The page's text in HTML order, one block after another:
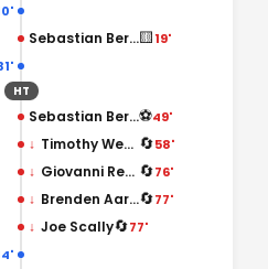
Sebastian Berhalter🟨19'
HT
Sebastian Berhalter⚽49'
↓ Timothy Weah 🔄58'
↓ Giovanni Reyna 🔄76'
↓ Brenden Aaronson 🔄77'
↓ Joe Scally🔄77'